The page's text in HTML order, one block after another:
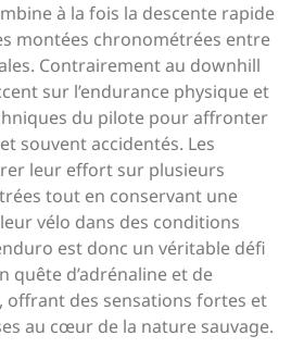
à la fois la descente rapide
montées chronométrées entre
Contrairement au downhill
sur l’endurance physique et
du pilote pour affronter
souvent accidentés. Les
leur effort sur plusieurs
tout en conservant une
vélo dans des conditions
est donc un véritable défi
quête d’adrénaline et de
offrant des sensations fortes et
au cœur de la nature sauvage.